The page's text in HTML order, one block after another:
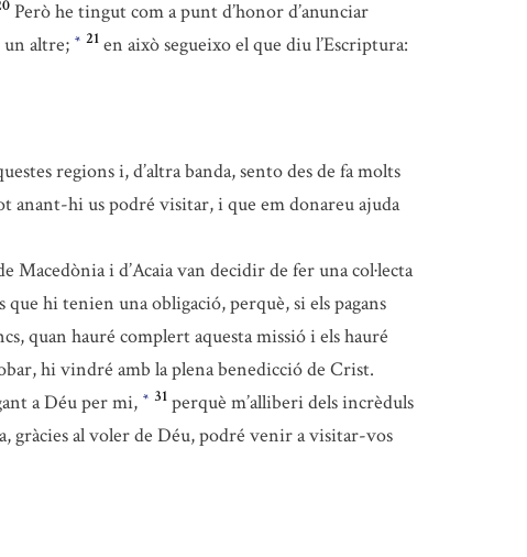
Però he tingut com a punt d’honor d’anunciar
un altre; * 21 en això segueixo el que diu l’Escriptura:
regions i, d’altra banda, sento des de fa molts
anant-hi us podré visitar, i que em donareu ajuda
Macedònia i d’Acaia van decidir de fer una col·lecta
hi tenien una obligació, perquè, si els pagans
quan hauré complert aquesta missió i els hauré
hi vindré amb la plena benedicció de Crist.
a Déu per mi, * 31 perquè m’alliberi dels incrèduls
gràcies al voler de Déu, podré venir a visitar-vos